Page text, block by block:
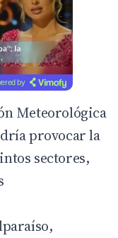
by
Meteorológica
provocar la
sectores,